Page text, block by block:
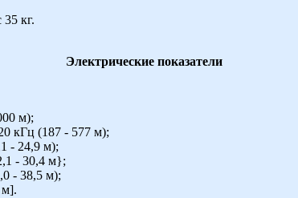
кг.
Электрические показатели
м);
кГц (187 - 577 м);
- 24,9 м);
- 30,4 м};
- 38,5 м);